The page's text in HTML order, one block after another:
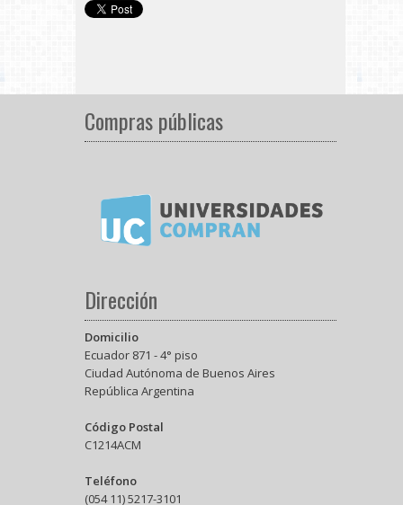
Compras públicas
Dirección
Domicilio
Ecuador 871 - 4° piso
Ciudad Autónoma de Buenos Aires
República Argentina
Código Postal
C1214ACM
Teléfono
(054 11) 5217-3101